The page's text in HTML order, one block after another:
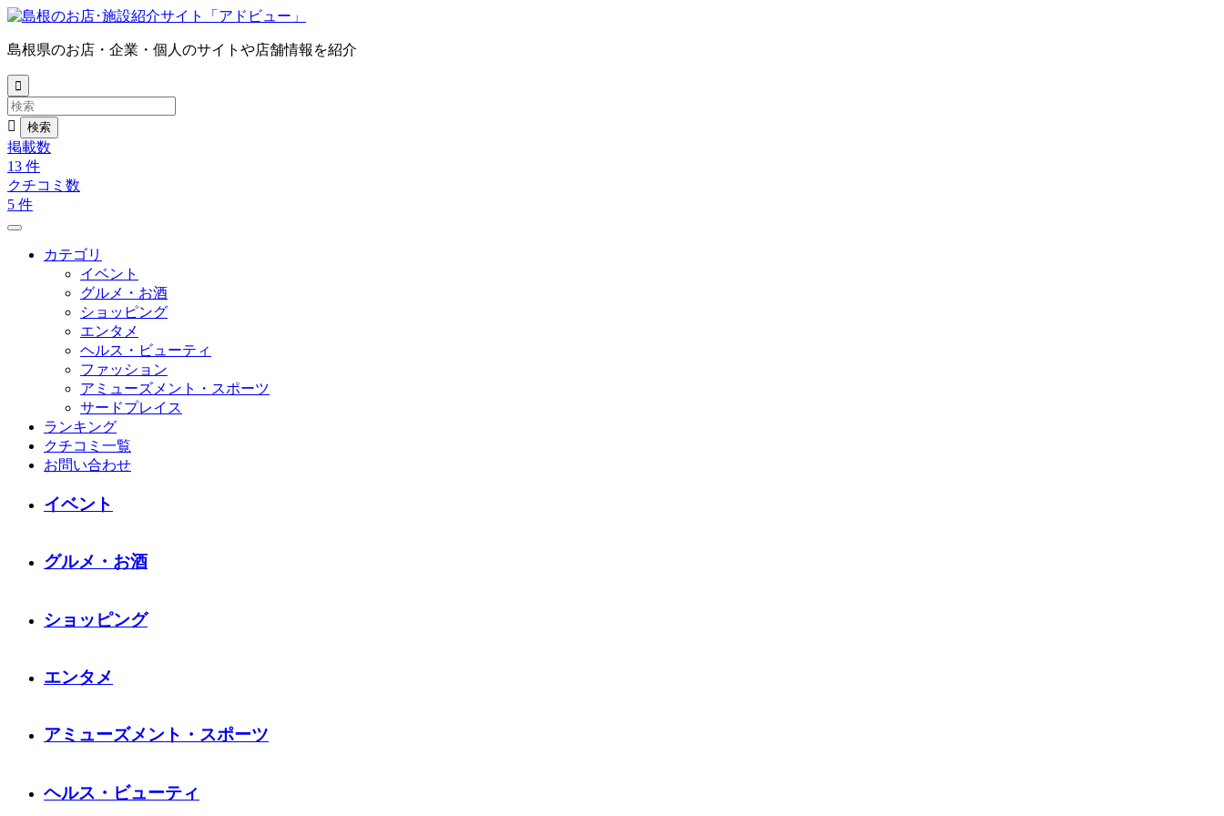
島根県のお店・企業・個人のサイトや店舗情報を紹介


掲載数
13 件
クチコミ数
5 件
カテゴリ
イベント
グルメ・お酒
ショッピング
エンタメ
ヘルス・ビューティ
ファッション
アミューズメント・スポーツ
サードプレイス
ランキング
クチコミ一覧
お問い合わせ
イベント
グルメ・お酒
ショッピング
エンタメ
アミューズメント・スポーツ
ヘルス・ビューティ